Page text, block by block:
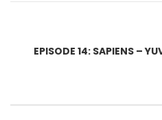
EPISODE 14: SAPIENS –